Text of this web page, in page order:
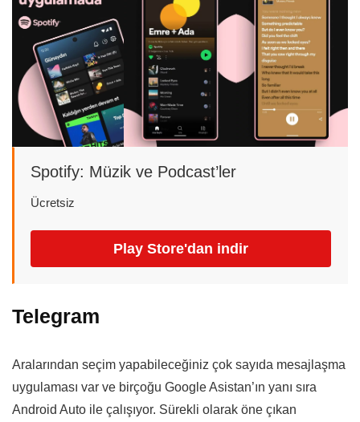
Spotify: Müzik ve Podcast’ler
Ücretsiz
Play Store'dan indir
Telegram
Aralarından seçim yapabileceğiniz çok sayıda mesajlaşma
uygulaması var ve birçoğu Google Asistan’ın yanı sıra
Android Auto ile çalışıyor. Sürekli olarak öne çıkan